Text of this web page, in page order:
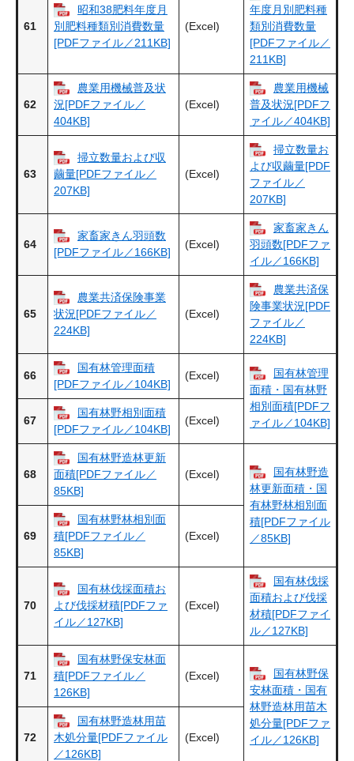
61
昭和38肥料年度月
別肥料種類別消費数量
[PDFファイル／211KB]
(Excel)
年度月別肥料種
類別消費数量
[PDFファイル／
211KB]
62
農業用機械普及状
況[PDFファイル／
404KB]
(Excel)
農業用機械
普及状況[PDFフ
ァイル／404KB]
63
掃立数量および収
繭量[PDFファイル／
207KB]
(Excel)
掃立数量お
よび収繭量[PDF
ファイル／
207KB]
64
家畜家きん羽頭数
[PDFファイル／166KB]
(Excel)
家畜家きん
羽頭数[PDFファ
イル／166KB]
65
農業共済保険事業
状況[PDFファイル／
224KB]
(Excel)
農業共済保
険事業状況[PDF
ファイル／
224KB]
66
国有林管理面積
[PDFファイル／104KB]
(Excel)
国有林管理
面積・国有林野
相別面積[PDFフ
ァイル／104KB]
67
国有林野相別面積
[PDFファイル／104KB]
(Excel)
68
国有林野造林更新
面積[PDFファイル／
85KB]
(Excel)
国有林野造
林更新面積・国
有林野林相別面
積[PDFファイル
／85KB]
69
国有林野林相別面
積[PDFファイル／
85KB]
(Excel)
70
国有林伐採面積お
よび伐採材積[PDFファ
イル／127KB]
(Excel)
国有林伐採
面積および伐採
材積[PDFファイ
ル／127KB]
71
国有林野保安林面
積[PDFファイル／
126KB]
(Excel)
国有林野保
安林面積・国有
林野造林用苗木
処分量[PDFファ
イル／126KB]
72
国有林野造林用苗
木処分量[PDFファイル
／126KB]
(Excel)